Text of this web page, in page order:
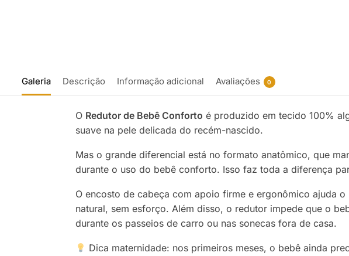
Galeria Descrição Informação adicional Avaliações 0
O Redutor de Bebê Conforto é produzido em tecido 100%
suave na pele delicada do recém-nascido.
Mas o grande diferencial está no formato anatômico, que
durante o uso do bebê conforto. Isso faz toda a diferença
O encosto de cabeça com apoio firme e ergonômico ajuda
natural, sem esforço. Além disso, o redutor impede que o
durante os passeios de carro ou nas sonecas fora de casa.
Dica maternidade: nos primeiros meses, o bebê ainda